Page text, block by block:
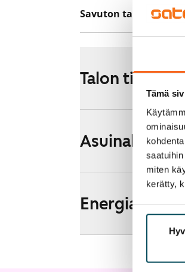
Tämä
miten
kerätty,
Savuton talo
Talon tiedot
Asuinalueen
Energia